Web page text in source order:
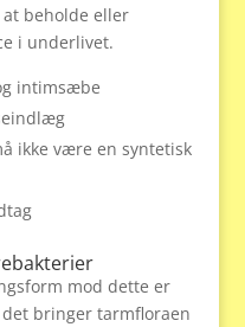
beholde eller
i underlivet.
intimsæbe
ikke være en syntetisk
mod dette er
det bringer tarmfloraen